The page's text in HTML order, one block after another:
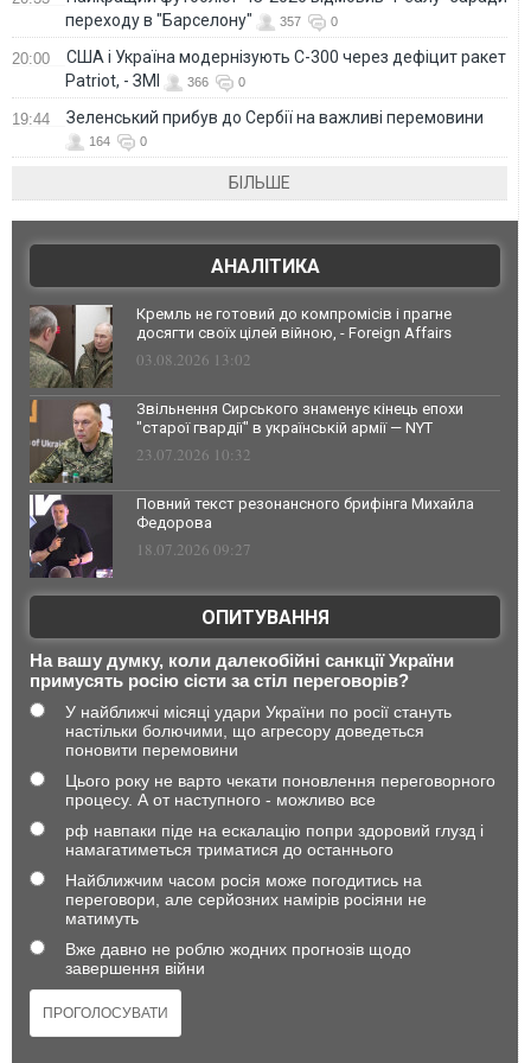
переходу в "Барселону"
357 0
20:00
США і Україна модернізують С-300 через дефіцит ракет
Patriot, - ЗМІ
366 0
19:44 Зеленський прибув до Сербії на важливі перемовини
164 0
БІЛЬШЕ
АНАЛІТИКА
Кремль не готовий до компромісів і прагне
досягти своїх цілей війною, - Foreign Affairs
03.08.2026 13:02
Звільнення Сирського знаменує кінець епохи
"старої гвардії" в українській армії — NYT
23.07.2026 10:32
Повний текст резонансного брифінга Михайла
Федорова
18.07.2026 09:27
ОПИТУВАННЯ
На вашу думку, коли далекобійні санкції України
примусять росію сісти за стіл переговорів?
У найближчі місяці удари України по росії стануть
настільки болючими, що агресору доведеться
поновити перемовини
Цього року не варто чекати поновлення переговорного
процесу. А от наступного - можливо все
рф навпаки піде на ескалацію попри здоровий глузд і
намагатиметься триматися до останнього
Найближчим часом росія може погодитись на
переговори, але серйозних намірів росіяни не
матимуть
Вже давно не роблю жодних прогнозів щодо
завершення війни